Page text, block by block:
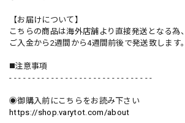
【お届けについて】
こちらの商品は海外店舗より直接発送となる為、
ご入金から2週間から4週間前後で発送致します。
◼️注意事項
- - - - - - - - - - - - - - - - - - - - - - - - - - - - - - -
◉御購入前にこちらをお読み下さい
https://shop.varytot.com/about